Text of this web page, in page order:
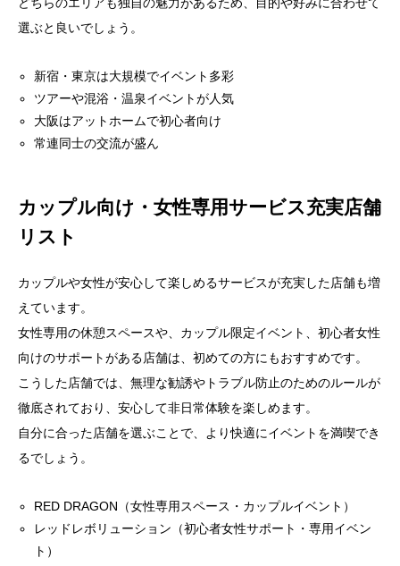
どちらのエリアも独自の魅力があるため、目的や好みに合わせて
選ぶと良いでしょう。
新宿・東京は大規模でイベント多彩
ツアーや混浴・温泉イベントが人気
大阪はアットホームで初心者向け
常連同士の交流が盛ん
カップル向け・女性専用サービス充実店舗
リスト
カップルや女性が安心して楽しめるサービスが充実した店舗も増
えています。
女性専用の休憩スペースや、カップル限定イベント、初心者女性
向けのサポートがある店舗は、初めての方にもおすすめです。
こうした店舗では、無理な勧誘やトラブル防止のためのルールが
徹底されており、安心して非日常体験を楽しめます。
自分に合った店舗を選ぶことで、より快適にイベントを満喫でき
るでしょう。
RED DRAGON（女性専用スペース・カップルイベント）
レッドレボリューション（初心者女性サポート・専用イベン
ト）